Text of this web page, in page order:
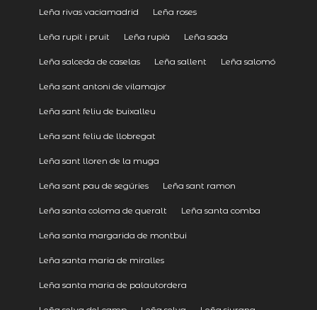
Leña rivas vaciamadrid Leña roses
Leña rupit i pruit Leña rupià Leña sada
Leña salceda de caselas Leña sallent Leña salomó
Leña sant antoni de vilamajor
Leña sant feliu de buixalleu
Leña sant feliu de llobregat
Leña sant lloren de la muga
Leña sant pau de segúries Leña sant ramon
Leña santa coloma de queralt Leña santa comba
Leña santa margarida de montbui
Leña santa maria de miralles
Leña santa maria de palautordera